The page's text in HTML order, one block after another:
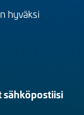
hyväksi
sähköpostiisi